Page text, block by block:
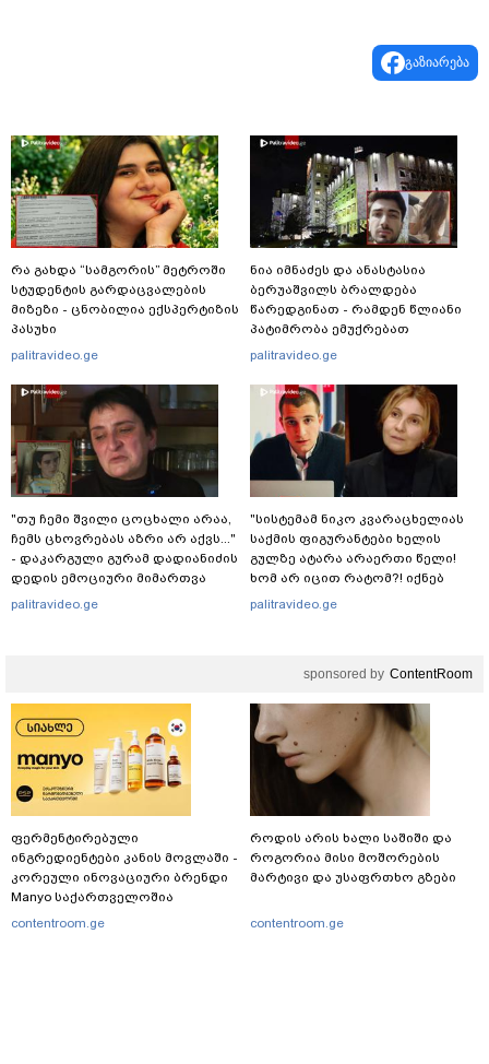
გაზიარება
რა გახდა “სამგორის” მეტროში
სტუდენტის გარდაცვალების
მიზეზი - ცნობილია ექსპერტიზის
პასუხი
palitravideo.ge
"თუ ჩემი შვილი ცოცხალი არაა,
ჩემს ცხოვრებას აზრი არ აქვს..."
- დაკარგული გურამ დადიანიძის
დედის ემოციური მიმართვა
palitravideo.ge
ნია იმნაძეს და ანასტასია
ბერუაშვილს ბრალდება
წარედგინათ - რამდენ წლიანი
პატიმრობა ემუქრებათ
არასრულწლოვნებს?
palitravideo.ge
"სისტემამ ნიკო კვარაცხელიას
საქმის ფიგურანტები ხელის
გულზე ატარა არაერთი წელი!
ხომ არ იცით რატომ?! იქნებ
იმიტომ რომ თავად
palitravideo.ge
sponsored by ContentRoom
ფერმენტირებული
ინგრედიენტები კანის მოვლაში -
კორეული ინოვაციური ბრენდი
Manyo საქართველოშია
contentroom.ge
როდის არის ხალი საშიში და
როგორია მისი მოშორების
მარტივი და უსაფრთხო გზები
contentroom.ge